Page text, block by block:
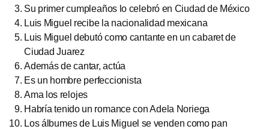
Su primer cumpleaños lo celebró en Ciudad de México
Luis Miguel recibe la nacionalidad mexicana
Luis Miguel debutó como cantante en un cabaret de
Ciudad Juarez
Además de cantar, actúa
Es un hombre perfeccionista
Ama los relojes
Habría tenido un romance con Adela Noriega
Los álbumes de Luis Miguel se venden como pan